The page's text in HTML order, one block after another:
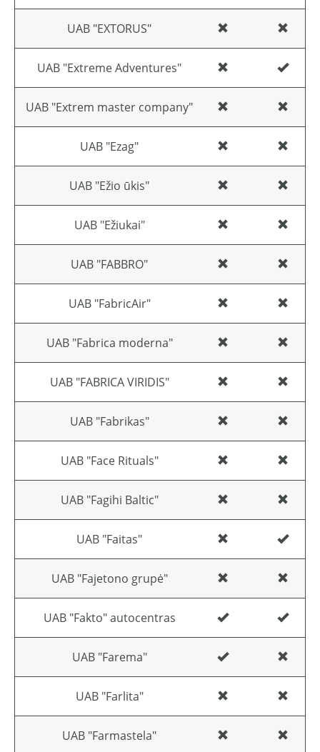
UAB "EXTORUS"
UAB "Extreme Adventures"
UAB "Extrem master company"
UAB "Ezag"
UAB "Ežio ūkis"
UAB "Ežiukai"
UAB "FABBRO"
UAB "FabricAir"
UAB "Fabrica moderna"
UAB "FABRICA VIRIDIS"
UAB "Fabrikas"
UAB "Face Rituals"
UAB "Fagihi Baltic"
UAB "Faitas"
UAB "Fajetono grupė"
UAB "Fakto" autocentras
UAB "Farema"
UAB "Farlita"
UAB "Farmastela"